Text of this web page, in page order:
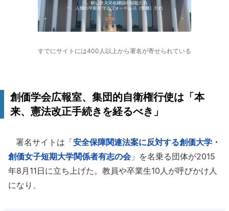
すでにサイトには400人以上から署名が寄せられている
創価学会広報室、集団的自衛権行使は「本
来、憲法改正手続きを経るべき」
署名サイトは「安全保障関連法案に反対する創価大学・
創価女子短期大学関係者有志の会」を名乗る団体が2015
年8月11日に立ち上げた。教員や卒業生10人が呼びかけ人
になり、